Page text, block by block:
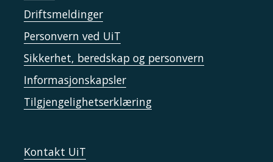
Driftsmeldinger
Personvern ved UiT
Sikkerhet, beredskap og personvern
Informasjonskapsler
Tilgjengelighetserklæring
Kontakt UiT